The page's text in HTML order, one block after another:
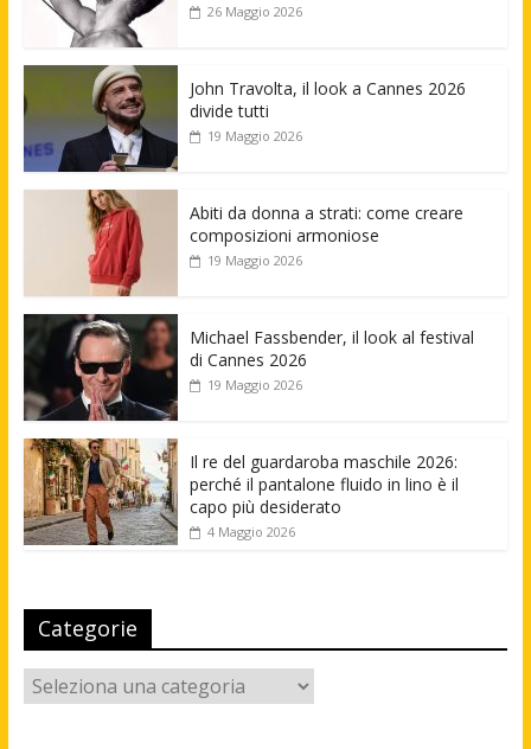
26 Maggio 2026
John Travolta, il look a Cannes 2026
divide tutti
19 Maggio 2026
Abiti da donna a strati: come creare
composizioni armoniose
19 Maggio 2026
Michael Fassbender, il look al festival
di Cannes 2026
19 Maggio 2026
Il re del guardaroba maschile 2026:
perché il pantalone fluido in lino è il
capo più desiderato
4 Maggio 2026
Categorie
Categorie